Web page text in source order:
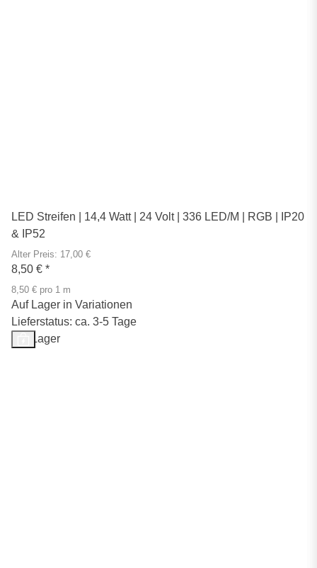
LED Streifen | 14,4 Watt | 24 Volt | 336 LED/M | RGB | IP20
& IP52
Alter Preis: 17,00 €
8,50 € *
8,50 € pro 1 m
Auf Lager in Variationen
Lieferstatus: ca. 3-5 Tage
Auf Lager